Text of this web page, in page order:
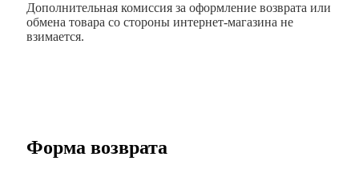
Дополнительная комиссия за оформление возврата или
обмена товара со стороны интернет-магазина не
взимается.
Форма возврата